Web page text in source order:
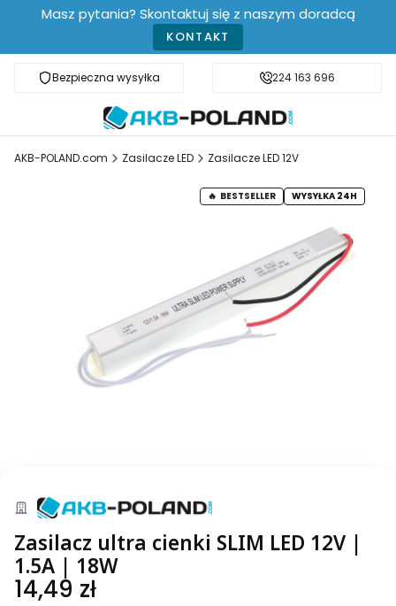
Masz pytania? Skontaktuj się z naszym doradcą
KONTAKT
Bezpieczna wysyłka Darmowa dostawa od 499 zł
224 163 696
AKB-POLAND.com Zasilacze LED Zasilacze LED 12V
BESTSELLER WYSYŁKA 24H
Zasilacz ultra cienki SLIM LED 12V |
1.5A | 18W
Cena
14,49 zł